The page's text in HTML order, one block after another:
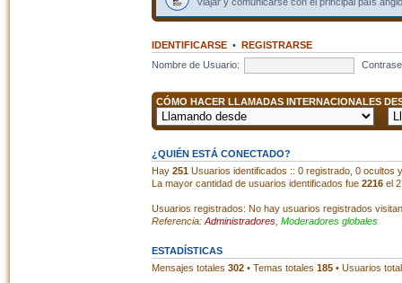
IDENTIFICARSE• REGISTRARSE
Nombre de Usuario:
CÓMO HACER LLAMADAS INTERNACIONALES
¿QUIÉN ESTÁ CONECTADO?
Hay 251Usuarios identificados :: 0 registrado, 0 ocultos
La mayor cantidad de usuarios identificados fue 2216el
Usuarios registrados: No hay usuarios registrados
Referencia: Administradores, Moderadores globales
ESTADÍSTICAS
Mensajes totales 302• Temas totales 185• Usuarios